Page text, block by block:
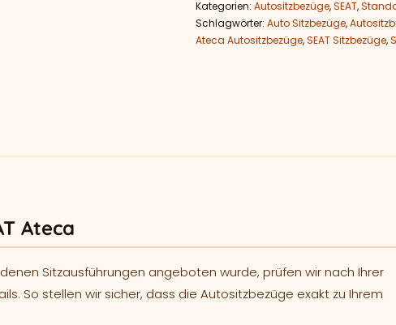
Kategorien: Autositzbezüge,SEAT,
Schlagwörter: Auto Sitzbezüge,
Ateca Autositzbezüge,SEAT Sitzbezüge,
Ateca
Sitzausführungen angeboten wurde, prüfen wir nach Ihrer
So stellen wir sicher, dass die Autositzbezüge exakt zu Ihrem